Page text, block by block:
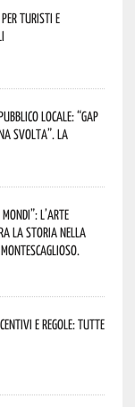
turisti e
locale: “Gap
svolta”. La
l’arte
la storia nella
e regole: tutte